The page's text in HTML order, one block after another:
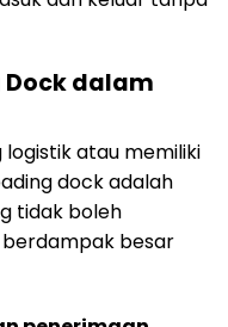
Dock dalam
atau memiliki
dock adalah
tidak boleh
berdampak besar